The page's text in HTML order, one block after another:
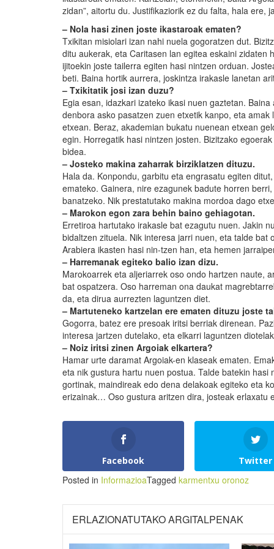
zidan”, aitortu du. Justifikaziorik ez du falta, hala ere,
– Nola hasi zinen joste ikastaroak ematen?
Txikitan misiolari izan nahi nuela gogoratzen dut.
ditu aukerak, eta Caritasen lan egitea eskaini zidaten
ijitoekin joste tailerra egiten hasi nintzen orduan.
beti. Baina hortik aurrera, joskintza irakasle lanetan
– Txikitatik josi izan duzu?
Egia esan, idazkari izateko ikasi nuen gaztetan.
denbora asko pasatzen zuen etxetik kanpo, eta amak
etxean. Beraz, akademian bukatu nuenean etxean
egin. Horregatik hasi nintzen josten. Bizitzako
bidea.
– Josteko makina zaharrak birziklatzen dituzu.
Hala da. Konpondu, garbitu eta engrasatu egiten
emateko. Gainera, nire ezagunek badute horren
banatzeko. Nik prestatutako makina mordoa dago
– Marokon egon zara behin baino gehiagotan.
Erretiroa hartutako irakasle bat ezagutu nuen. Jakin
bidaltzen zituela. Nik interesa jarri nuen, eta talde
Arabiera ikasten hasi nin-tzen han, eta hemen
– Harremanak egiteko balio izan dizu.
Marokoarrek eta aljeriarrek oso ondo hartzen naute,
bat ospatzera. Oso harreman ona daukat
da, eta dirua aurrezten laguntzen diet.
– Martuteneko kartzelan ere ematen dituzu joste
Gogorra, batez ere presoak iritsi berriak direnean.
interesa jartzen dutelako, eta elkarri laguntzen
– Noiz iritsi zinen Argoiak elkartera?
Hamar urte daramat Argoiak-en klaseak ematen.
eta nik gustura hartu nuen postua. Talde batekin
gortinak, maindireak edo dena delakoak egiteko eta
erizainak… Oso gustura aritzen dira, josteak erlaxatu
Facebook Twitter
Posted in InformazioaTagged karmentxu oronoz
ERLAZIONATUTAKO ARGITALPENAK